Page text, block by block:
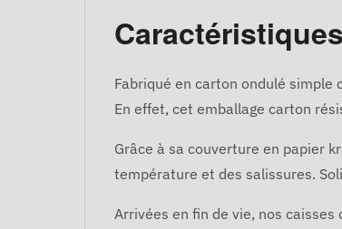
Fabriqué en carton ondulé
En effet, cet emballage carton
Grâce à sa couverture en papier
température et des salissures.
Arrivées en fin de vie, nos